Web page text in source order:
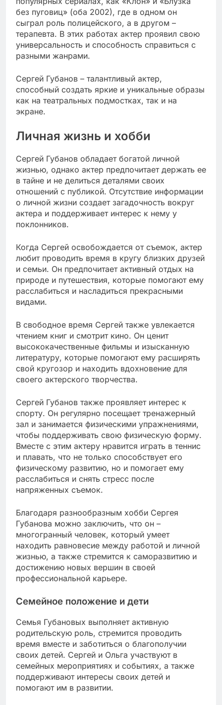
без пуговиц» (оба 2002), где в одном он
сыграл роль полицейского, а в другом –
терапевта. В этих работах актер проявил свою
универсальность и способность справиться с
разными жанрами.
Сергей Губанов – талантливый актер,
способный создать яркие и уникальные образы
как на театральных подмостках, так и на
экране.
Личная жизнь и хобби
Сергей Губанов обладает богатой личной
жизнью, однако актер предпочитает держать ее
в тайне и не делиться деталями своих
отношений с публикой. Отсутствие информации
о личной жизни создает загадочность вокруг
актера и поддерживает интерес к нему у
поклонников.
Когда Сергей освобождается от съемок, актер
любит проводить время в кругу близких друзей
и семьи. Он предпочитает активный отдых на
природе и путешествия, которые помогают ему
расслабиться и насладиться прекрасными
видами.
В свободное время Сергей также увлекается
чтением книг и смотрит кино. Он ценит
высококачественные фильмы и изысканную
литературу, которые помогают ему расширять
свой кругозор и находить вдохновение для
своего актерского творчества.
Сергей Губанов также проявляет интерес к
спорту. Он регулярно посещает тренажерный
зал и занимается физическими упражнениями,
чтобы поддерживать свою физическую форму.
Вместе с этим актеру нравится играть в теннис
и плавать, что не только способствует его
физическому развитию, но и помогает ему
расслабиться и снять стресс после
напряженных съемок.
Благодаря разнообразным хобби Сергея
Губанова можно заключить, что он –
многогранный человек, который умеет
находить равновесие между работой и личной
жизнью, а также стремится к саморазвитию и
достижению новых вершин в своей
профессиональной карьере.
Семейное положение и дети
Семья Губановых выполняет активную
родительскую роль, стремится проводить
время вместе и заботиться о благополучии
своих детей. Сергей и Ольга участвуют в
семейных мероприятиях и событиях, а также
поддерживают интересы своих детей и
помогают им в развитии.